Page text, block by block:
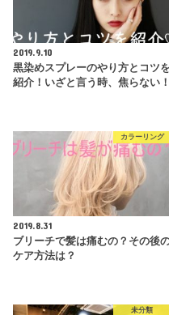
2019.9.10
黒染めスプレーのやり方とコツ
紹介！いざと言う時、焦らない！
カラーリング
2019.8.31
ブリーチで髪は痛むの？その後
ケア方法は？
未分類